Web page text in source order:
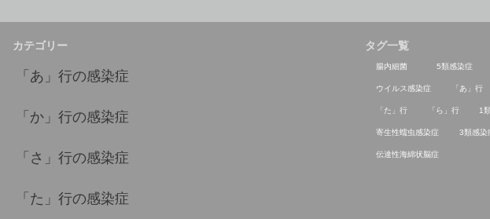
カテゴリー
「あ」行の感染症
「か」行の感染症
「さ」行の感染症
「た」行の感染症
タグ一覧
腸内細菌 5類感染症
ウイルス感染症 「あ」行
「た」行 「ら」行 1
寄生性蠕虫感染症 3類感染
伝達性海綿状脳症